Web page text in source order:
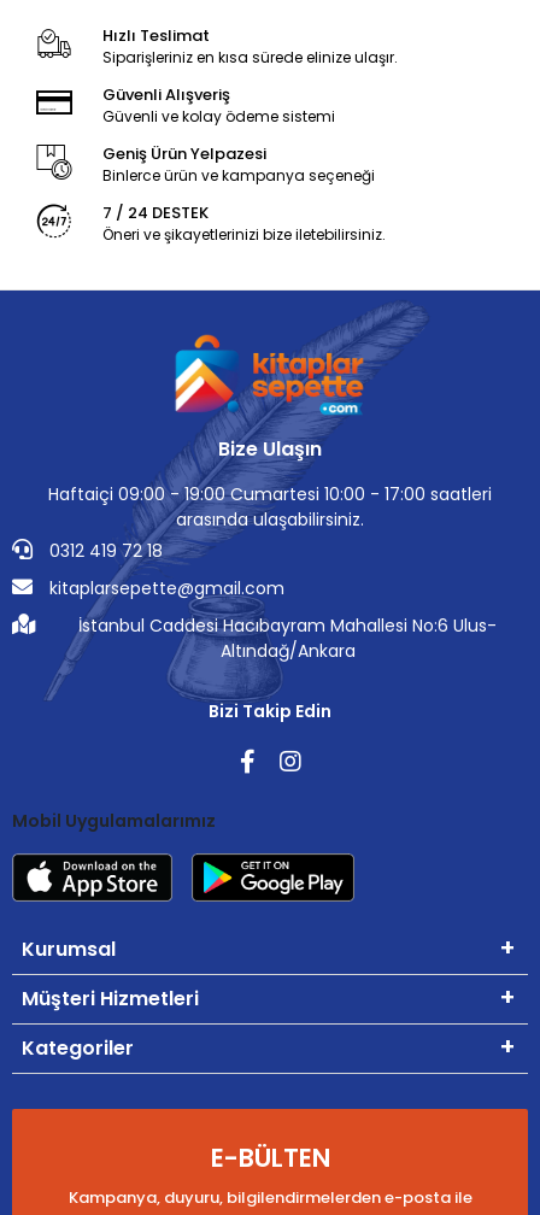
Hızlı Teslimat
Siparişleriniz en kısa sürede elinize ulaşır.
Güvenli Alışveriş
Güvenli ve kolay ödeme sistemi
Geniş Ürün Yelpazesi
Binlerce ürün ve kampanya seçeneği
7 / 24 DESTEK
Öneri ve şikayetlerinizi bize iletebilirsiniz.
Bize Ulaşın
Haftaiçi 09:00 - 19:00 Cumartesi 10:00 - 17:00 saatleri
arasında ulaşabilirsiniz.
0312 419 72 18
kitaplarsepette@gmail.com
İstanbul Caddesi Hacıbayram Mahallesi No:6 Ulus-
Altındağ/Ankara
Bizi Takip Edin
Mobil Uygulamalarımız
Kurumsal
Müşteri Hizmetleri
Kategoriler
E-BÜLTEN
Kampanya, duyuru, bilgilendirmelerden e-posta ile